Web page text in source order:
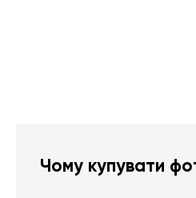
Чому купувати